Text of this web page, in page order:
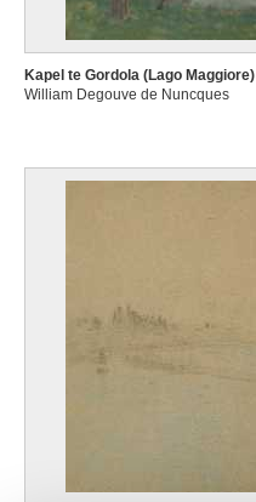
Kapel te Gordola (Lago Maggiore)
William Degouve de Nuncques